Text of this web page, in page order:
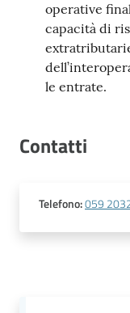
operative
capacità di
le entrate.
Contatti
Telefono:059